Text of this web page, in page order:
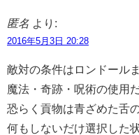
匿名 より:
2016年5月3日 20:28
敵対の条件はロンドール
魔法・奇跡・呪術の使用
恐らく貢物は青ざめた舌
何もしないだけ選択した